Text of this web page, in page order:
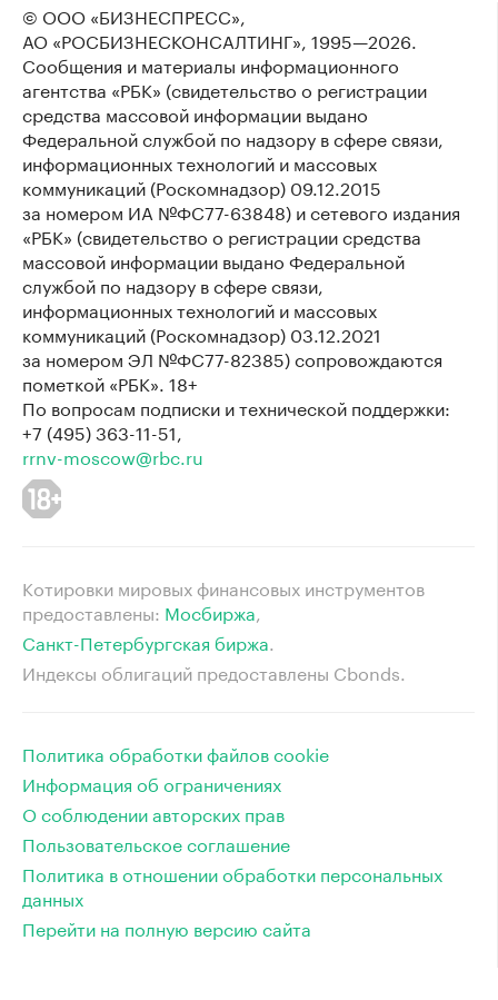
© ООО «БИЗНЕСПРЕСС»,
АО «РОСБИЗНЕСКОНСАЛТИНГ», 1995—2026.
Сообщения и материалы информационного
агентства «РБК» (свидетельство о регистрации
средства массовой информации выдано
Федеральной службой по надзору в сфере связи,
информационных технологий и массовых
коммуникаций (Роскомнадзор) 09.12.2015
за номером ИА №ФС77-63848) и сетевого издания
«РБК» (свидетельство о регистрации средства
массовой информации выдано Федеральной
службой по надзору в сфере связи,
информационных технологий и массовых
коммуникаций (Роскомнадзор) 03.12.2021
за номером ЭЛ №ФС77-82385) сопровождаются
пометкой «РБК». 18+
По вопросам подписки и технической поддержки:
+7 (495) 363-11-51,
rrnv-moscow@rbc.ru
Котировки мировых финансовых инструментов
предоставлены: Мосбиржа⁠,
Санкт-Петербургская биржа⁠.
Индексы облигаций предоставлены Cbonds.
Политика обработки файлов cookie
Информация об ограничениях
О соблюдении авторских прав
Пользовательское соглашение
Политика в отношении обработки персональных
данных
Перейти на полную версию сайта